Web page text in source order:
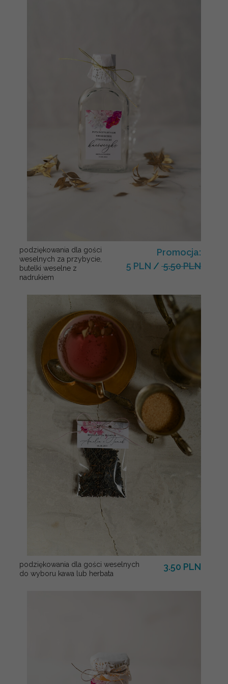
podziękowania dla gości
weselnych za przybycie,
butelki weselne z
nadrukiem
Promocja:
5 PLN / 5.50 PLN
podziękowania dla gości weselnych
do wyboru kawa lub herbata
3.50 PLN